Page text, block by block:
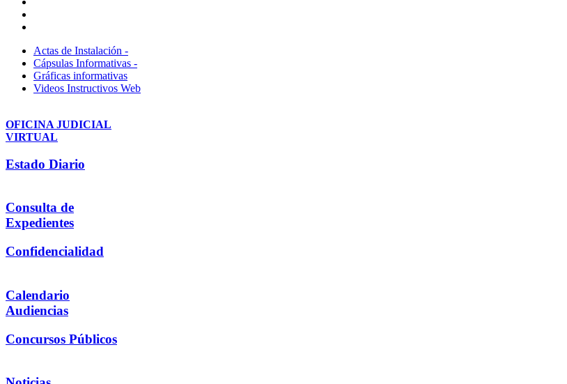
Actas de Instalación -
Cápsulas Informativas -
Gráficas informativas
Videos Instructivos Web
OFICINA JUDICIAL
VIRTUAL
Estado Diario
Consulta de
Expedientes
Confidencialidad
Calendario
Audiencias
Concursos Públicos